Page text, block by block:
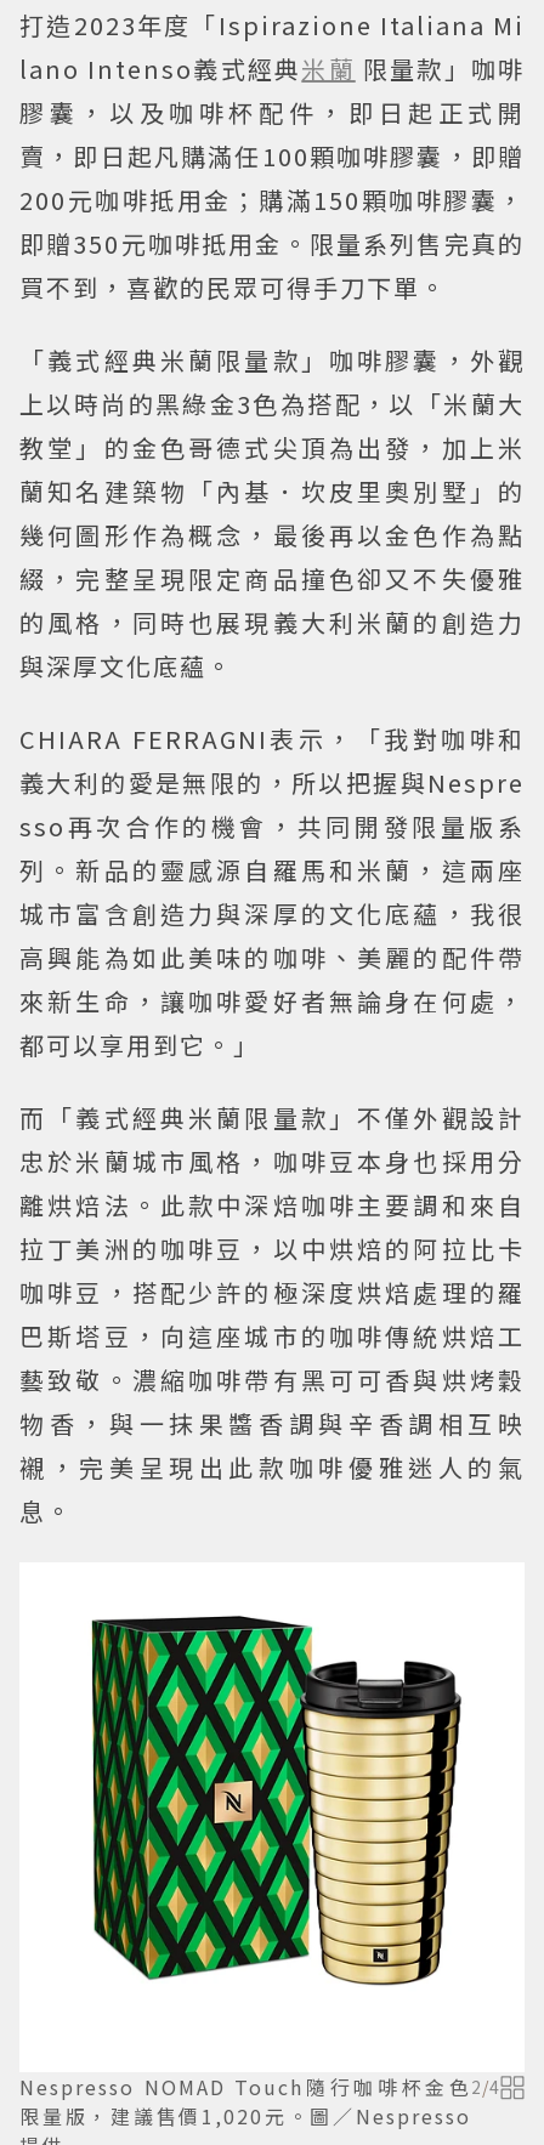
打造2023年度「Ispirazione Italiana Mi
lano Intenso義式經典米蘭 限量款」咖啡
膠囊，以及咖啡杯配件，即日起正式開
賣，即日起凡購滿任100顆咖啡膠囊，即贈
200元咖啡抵用金；購滿150顆咖啡膠囊，
即贈350元咖啡抵用金。限量系列售完真的
買不到，喜歡的民眾可得手刀下單。
「義式經典米蘭限量款」咖啡膠囊，外觀
上以時尚的黑綠金3色為搭配，以「米蘭大
教堂」的金色哥德式尖頂為出發，加上米
蘭知名建築物「內基．坎皮里奧別墅」的
幾何圖形作為概念，最後再以金色作為點
綴，完整呈現限定商品撞色卻又不失優雅
的風格，同時也展現義大利米蘭的創造力
與深厚文化底蘊。
CHIARA FERRAGNI表示，「我對咖啡和
義大利的愛是無限的，所以把握與Nespre
sso再次合作的機會，共同開發限量版系
列。新品的靈感源自羅馬和米蘭，這兩座
城市富含創造力與深厚的文化底蘊，我很
高興能為如此美味的咖啡、美麗的配件帶
來新生命，讓咖啡愛好者無論身在何處，
都可以享用到它。」
而「義式經典米蘭限量款」不僅外觀設計
忠於米蘭城市風格，咖啡豆本身也採用分
離烘焙法。此款中深焙咖啡主要調和來自
拉丁美洲的咖啡豆，以中烘焙的阿拉比卡
咖啡豆，搭配少許的極深度烘焙處理的羅
巴斯塔豆，向這座城市的咖啡傳統烘焙工
藝致敬。濃縮咖啡帶有黑可可香與烘烤穀
物香，與一抹果醬香調與辛香調相互映
襯，完美呈現出此款咖啡優雅迷人的氣
息。
Nespresso NOMAD Touch隨行咖啡杯金色
限量版，建議售價1,020元。圖／Nespresso
2/4